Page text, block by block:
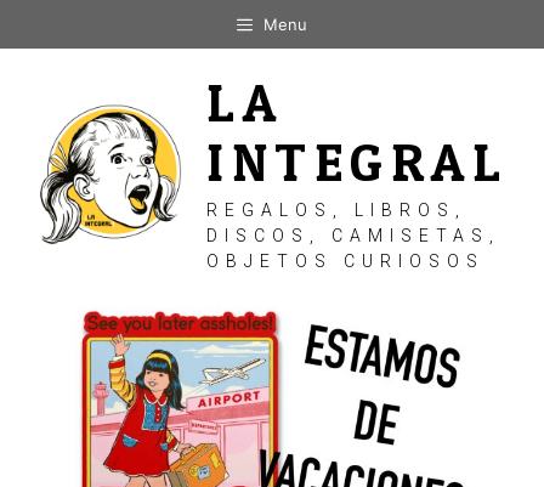
al
Menu
LA
INTEGRAL
REGALOS, LIBROS,
DISCOS, CAMISETAS,
OBJETOS CURIOSOS